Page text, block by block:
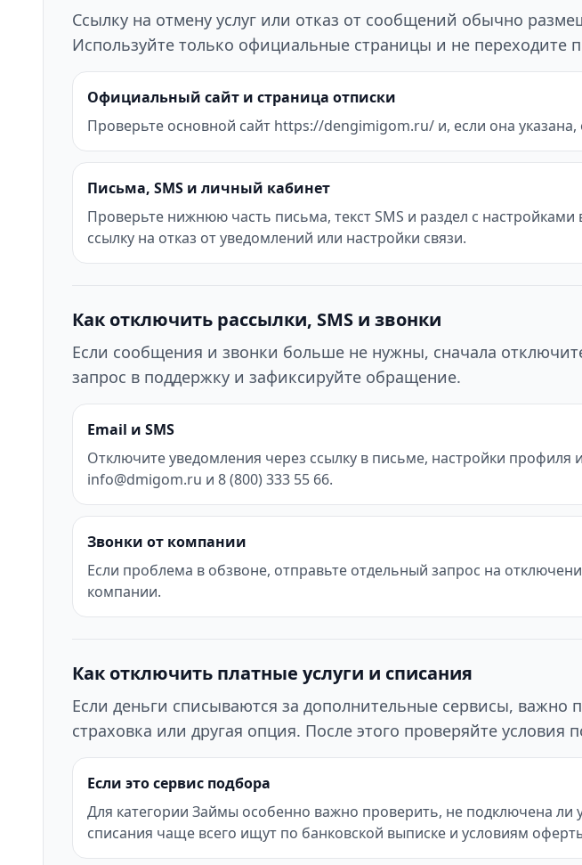
Ссылку на отмену услуг или отказ от сообщений обычно
Используйте только официальные страницы и не переходите
Официальный сайт и страница отписки
Проверьте основной сайт https://dengimigom.ru/ и, если она
Письма, SMS и личный кабинет
Проверьте нижнюю часть письма, текст SMS и раздел с
ссылку на отказ от уведомлений или настройки связи.
Как отключить рассылки, SMS и звонки
Если сообщения и звонки больше не нужны, сначала
запрос в поддержку и зафиксируйте обращение.
Email и SMS
Отключите уведомления через ссылку в письме, настройки
info@dmigom.ru и 8 (800) 333 55 66.
Звонки от компании
Если проблема в обзвоне, отправьте отдельный запрос на
компании.
Как отключить платные услуги и списания
Если деньги списываются за дополнительные сервисы,
страховка или другая опция. После этого проверяйте
Если это сервис подбора
Для категории Займы особенно важно проверить, не подключена ли
списания чаще всего ищут по банковской выписке и условиям